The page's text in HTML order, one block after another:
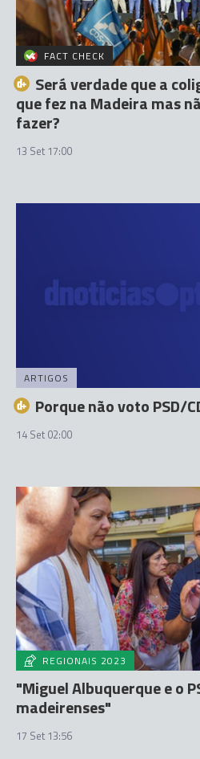
FACT CHECK
Será verdade que a
que fez na Madeira mas
fazer?
13 Set 17:00
ARTIGOS
Porque não voto PSD/
14 Set 02:00
REGIONAIS 2023
"Miguel Albuquerque e o
madeirenses"
17 Set 13:56